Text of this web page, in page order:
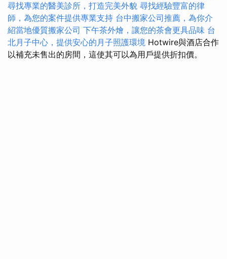
尋找專業的醫美診所，打造完美外貌 尋找經驗豐富的律
師，為您的案件提供專業支持 台中搬家公司推薦，為你介
紹當地優質搬家公司 下午茶外燴，讓您的茶會更具品味 台
北月子中心，提供安心的月子照護環境 Hotwire與酒店合作
以補充未售出的房間，這使其可以為用戶提供折扣價。